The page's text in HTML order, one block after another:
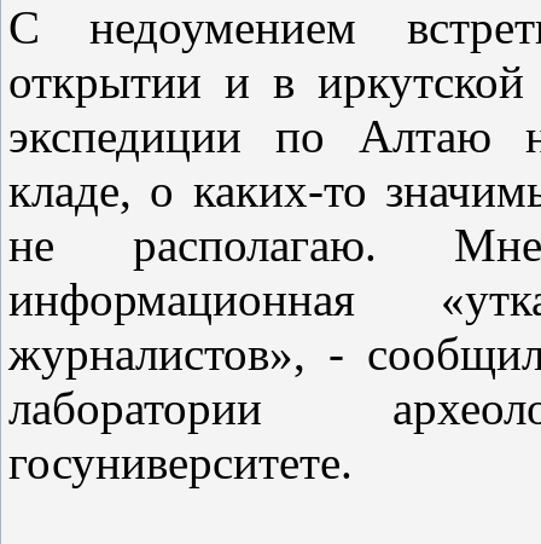
С недоумением
открытии и в
экспедиции по Алтаю
кладе, о каких-то
не располагаю.
информационная
журналистов», -
лаборатории
госуниверситете.